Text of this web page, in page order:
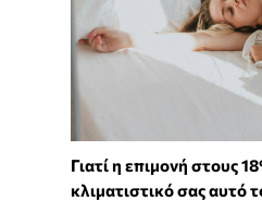
Γιατί η επιμονή στους
κλιματιστικό σας αυτό